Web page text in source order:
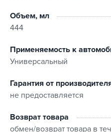
обволакивает частички
отложений и препятствует
деталями двигателя.
Присутствие в составе
кондиционера металла
защитных свойств
задиростойкости
Объем, мл
444
Применяемость к
Универсальный
Гарантия от
не предоставляется
Возврат товара
обмен/возврат товара в